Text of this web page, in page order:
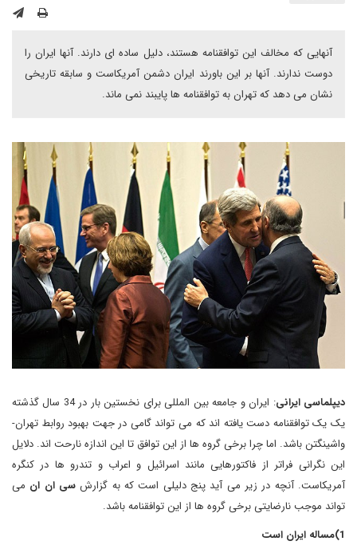
آنهایی که مخالف این توافقنامه هستند، دلیل ساده ای دارند. آنها ایران را
دوست ندارند. آنها بر این باورند ایران دشمن آمریکاست و سابقه تاریخی
نشان می دهد که تهران به توافقنامه ها پایبند نمی ماند.
دیپلماسی ایرانی
: ایران و جامعه بین المللی برای نخستین بار در 34 سال گذشته
یک یک توافقنامه دست یافته اند که می تواند گامی در جهت بهبود روابط تهران-
واشینگتن باشد. اما چرا برخی گروه ها از این توافق تا این اندازه نارحت اند. دلایل
این نگرانی فراتر از فاکتورهایی مانند اسرائیل و اعراب و تندرو ها در کنگره
آمریکاست. آنچه در زیر می آید پنج دلیلی است که به گزارشسی ان ان می
تواند موجب نارضایتی برخی گروه ها از این توافقنامه باشد.
1)مساله ایران است